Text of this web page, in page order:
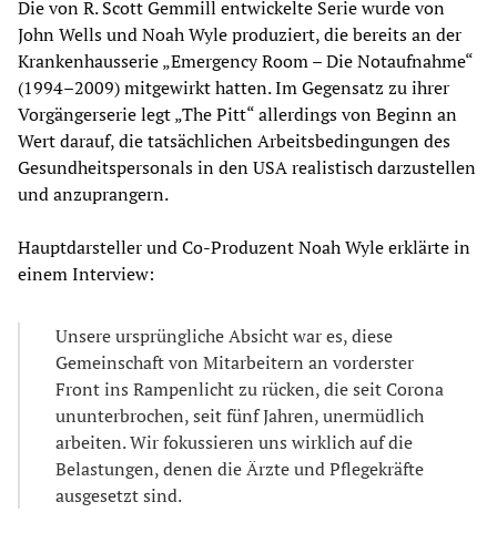
Die von R. Scott Gemmill entwickelte Serie wurde von
John Wells und Noah Wyle produziert, die bereits an der
Krankenhausserie „Emergency Room – Die Notaufnahme“
(1994–2009) mitgewirkt hatten. Im Gegensatz zu ihrer
Vorgängerserie legt „The Pitt“ allerdings von Beginn an
Wert darauf, die tatsächlichen Arbeitsbedingungen des
Gesundheitspersonals in den USA realistisch darzustellen
und anzuprangern.
Hauptdarsteller und Co-Produzent Noah Wyle erklärte in
einem Interview:
Unsere ursprüngliche Absicht war es, diese
Gemeinschaft von Mitarbeitern an vorderster
Front ins Rampenlicht zu rücken, die seit Corona
ununterbrochen, seit fünf Jahren, unermüdlich
arbeiten. Wir fokussieren uns wirklich auf die
Belastungen, denen die Ärzte und Pflegekräfte
ausgesetzt sind.